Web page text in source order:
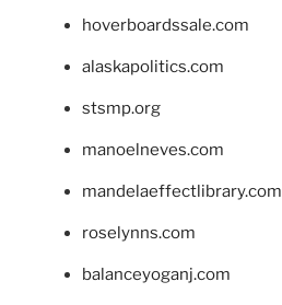
hoverboardssale.com
alaskapolitics.com
stsmp.org
manoelneves.com
mandelaeffectlibrary.com
roselynns.com
balanceyoganj.com